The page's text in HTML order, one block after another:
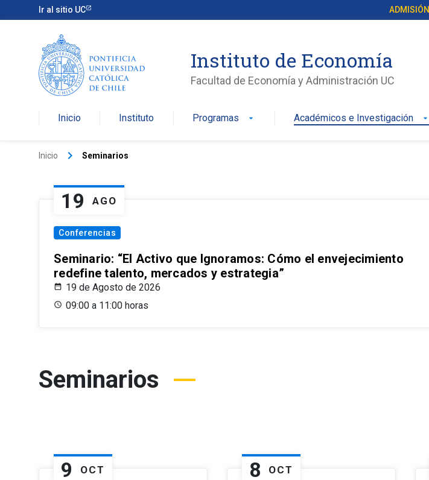
Ir al sitio UC ADMISIÓN
Instituto de Economía
Facultad de Economía y Administración UC
Inicio Instituto Programas arrow_drop_down Académicos e Investigación arrow_drop_down
Inicio keyboard_arrow_right Seminarios
19 AGO
Conferencias
Seminario: “El Activo que Ignoramos: Cómo el envejecimiento
redefine talento, mercados y estrategia”
19 de Agosto de 2026
09:00 a 11:00 horas
Seminarios
9 OCT 8 OCT